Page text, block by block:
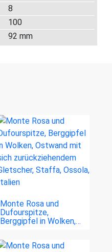
8
100
92 mm
Monte Rosa und
Dufourspitze,
Berggipfel in Wolken,…